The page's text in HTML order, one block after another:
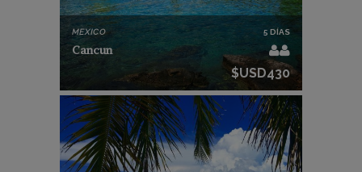
MEXICO
Cancun
5 DÍAS
$USD430